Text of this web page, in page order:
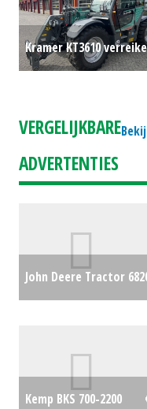
Kramer KT3610
VERGELIJKBARE
ADVERTENTIES
John Deere Tractor
Kemp BKS 700-2200